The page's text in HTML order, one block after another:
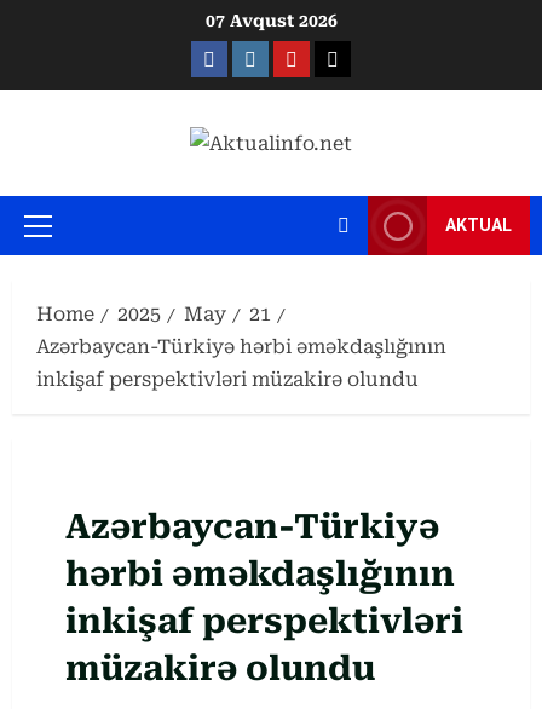
07 Avqust 2026
FacebookInstagram
Youtube
X
Primary
AKTUAL
Home 2025 May
21
Azərbaycan-Türkiyə hərbi əməkdaşlığının
inkişaf perspektivləri müzakirə olundu
Azərbaycan-Türkiyə
hərbi əməkdaşlığının
inkişaf perspektivləri
müzakirə olundu